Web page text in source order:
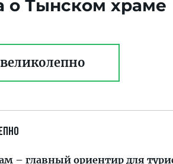
о Тынском храме
великолепно
– главный ориентир для